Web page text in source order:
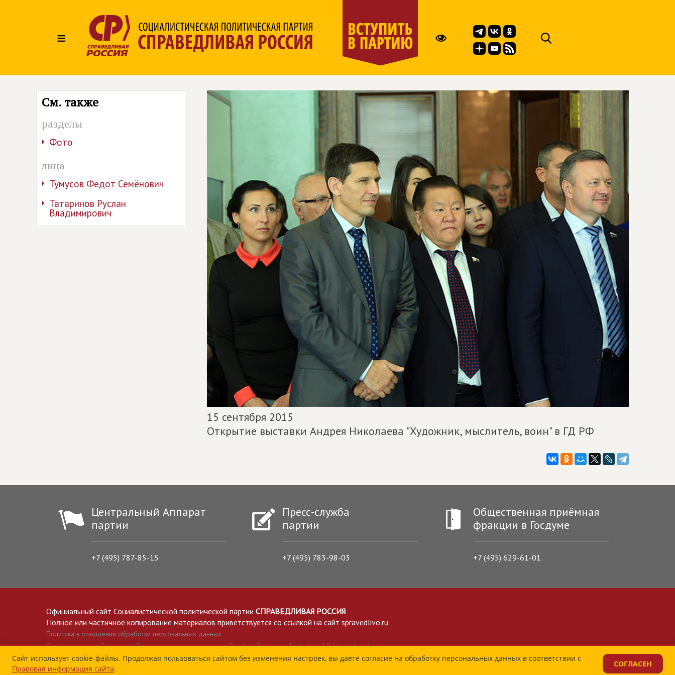
≡
См. также
разделы
Фото
лица
Тумусов Федот Семёнович
Татаринов Руслан
Владимирович
15 сентября 2015
Открытие выставки Андрея Николаева "Художник, мыслитель, воин" в ГД РФ
Центральный Аппарат
партии
+7 (495) 787-85-15
Пресс-служба
партии
+7 (495) 783-98-03
Общественная приёмная
фракции в Госдуме
+7 (495) 629-61-01
Официальный сайт Социалистической политической партии СПРАВЕДЛИВАЯ РОССИЯ
Полное или частичное копирование материалов приветствуется со ссылкой на сайт spravedlivo.ru
Политика в отношении обработки персональных данных
Все материалы сайта spravedlivo.ru доступны по лицензии Creative Commons Attribution 4.0 International
Сайт использует cookie-файлы. Продолжая пользоваться сайтом без изменения настроек, вы даёте согласие на обработку персональных данных в соответствии с
Правовая информация сайта.
СОГЛАСЕН